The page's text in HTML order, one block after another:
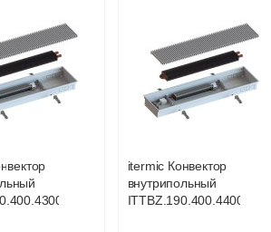
105 267
itermic Конвектор
внутрипольный
ITTBL.190.400.4100
106 688
itermic Конвектор
внутрипольный
ITTBZ.190.400.4400